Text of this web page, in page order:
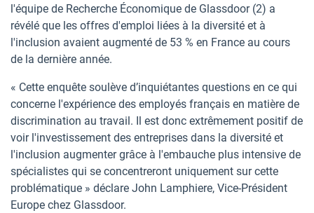
l'équipe de Recherche Économique de Glassdoor (2) a
révélé que les offres d'emploi liées à la diversité et à
l'inclusion avaient augmenté de 53 % en France au cours
de la dernière année.
« Cette enquête soulève d’inquiétantes questions en ce qui
concerne l'expérience des employés français en matière de
discrimination au travail. Il est donc extrêmement positif de
voir l'investissement des entreprises dans la diversité et
l'inclusion augmenter grâce à l'embauche plus intensive de
spécialistes qui se concentreront uniquement sur cette
problématique » déclare John Lamphiere, Vice-Président
Europe chez Glassdoor.